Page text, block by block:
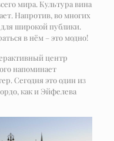
мира. Культура вина
Напротив, во многих
широкой публики.
в нём – это модно!
центр
напоминает
Сегодня это один из
как и Эйфелева